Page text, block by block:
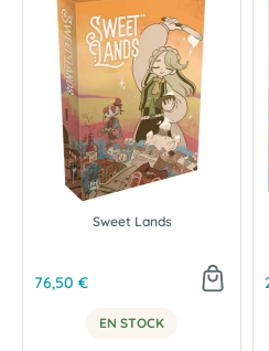
Sweet Lands
76,50 €
EN STOCK